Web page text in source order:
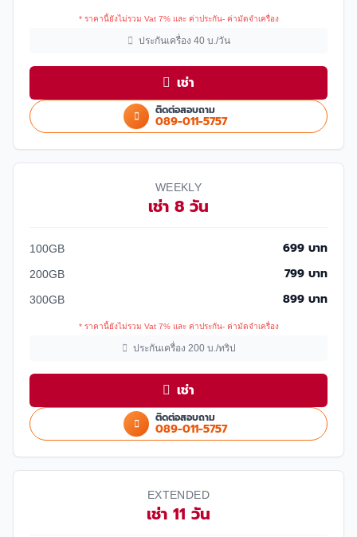
* ราคานี้ยังไม่รวม Vat 7% และ ค่าประกัน- ค่ามัดจำเครื่อง
ประกันเครื่อง 40 บ./วัน
เช่า
ติดต่อสอบถาม
089-011-5757
WEEKLY
เช่า 8 วัน
100GB 699 บาท
200GB 799 บาท
300GB 899 บาท
* ราคานี้ยังไม่รวม Vat 7% และ ค่าประกัน- ค่ามัดจำเครื่อง
ประกันเครื่อง 200 บ./ทริป
เช่า
ติดต่อสอบถาม
089-011-5757
EXTENDED
เช่า 11 วัน